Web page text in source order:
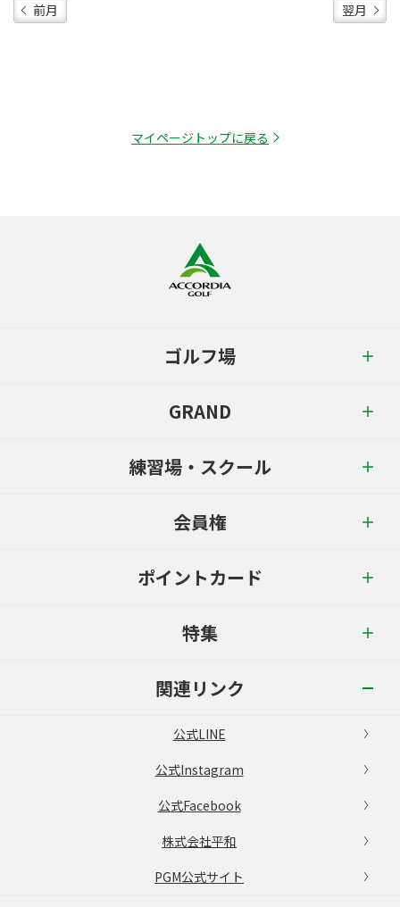
前月 翌月
マイページトップに戻る
ゴルフ場
GRAND
練習場・スクール
会員権
ポイントカード
特集
関連リンク
公式LINE
公式Instagram
公式Facebook
株式会社平和
PGM公式サイト